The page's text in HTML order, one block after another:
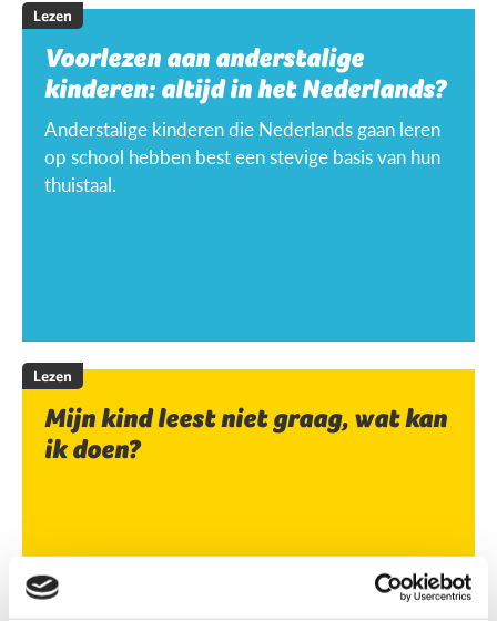
Lezen
Voorlezen aan anderstalige
kinderen: altijd in het Nederlands?
Anderstalige kinderen die Nederlands gaan leren
op school hebben best een stevige basis van hun
thuistaal.
Lezen
Mijn kind leest niet graag, wat kan
ik doen?